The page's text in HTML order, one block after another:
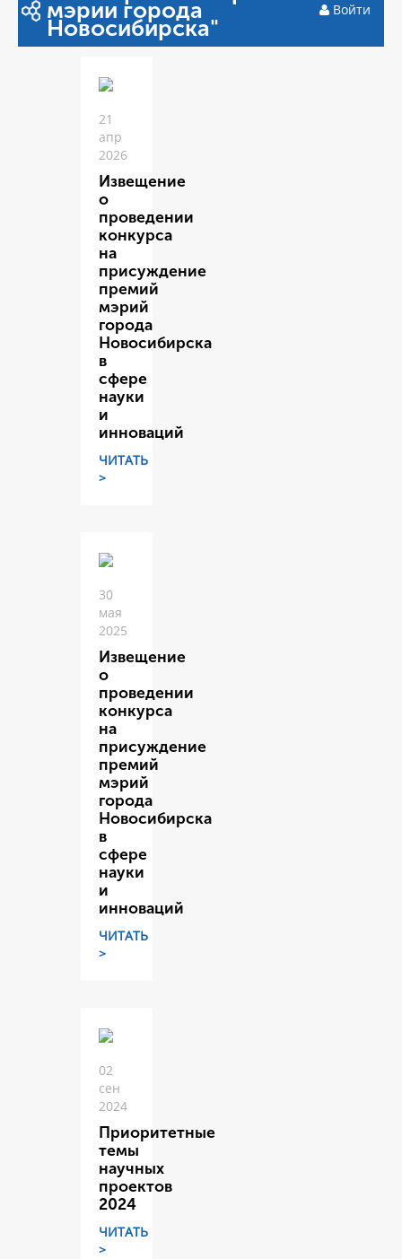
мэрии города
Новосибирска"
Войти
21
апр
2026
Извещение
о
проведении
конкурса
на
присуждение
премий
мэрий
города
Новосибирска
в
сфере
науки
и
инноваций
ЧИТАТЬ
>
30
мая
2025
Извещение
о
проведении
конкурса
на
присуждение
премий
мэрий
города
Новосибирска
в
сфере
науки
и
инноваций
ЧИТАТЬ
>
02
сен
2024
Приоритетные
темы
научных
проектов
2024
ЧИТАТЬ
>